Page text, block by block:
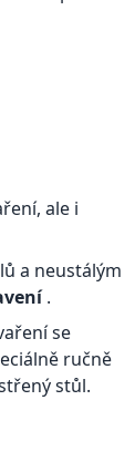
ale i
a neustálým
.
se
ručně
stůl.